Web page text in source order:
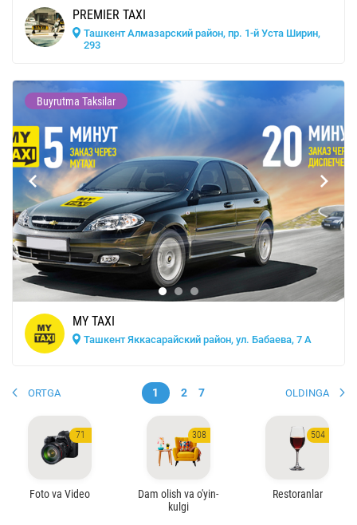
PREMIER TAXI
Ташкент Алмазарский район, пр. 1-й Уста Ширин,
293
Buyrutma Taksilar
MY TAXI
Ташкент Яккасарайский район, ул. Бабаева, 7 А
ORTGA 1 2 7 OLDINGA
71
Foto va Video
308
Dam olish va o'yin-
kulgi
504
Restoranlar